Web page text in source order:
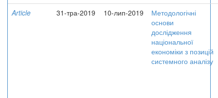
Article
31-тра-2019 10-лип-2019
Методологічні
основи
дослідження
національної
економіки з позицій
системного аналізу